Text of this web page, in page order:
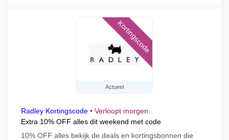
Actueel
Kortingscode
Radley Kortingscode • Verloopt morgen
Extra 10% OFF alles dit weekend met code
10% OFF alles bekijk de deals en kortingsbonnen die